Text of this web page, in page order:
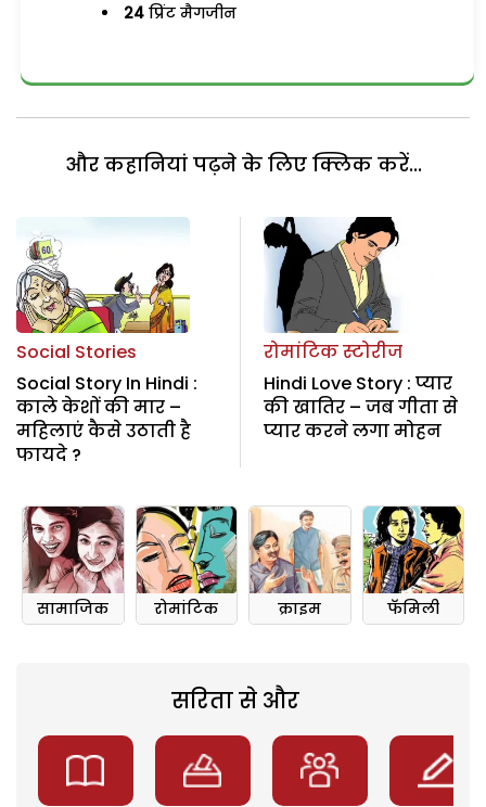
24 प्रिंट मैगजीन
और कहानियां पढ़ने के लिए क्लिक करें...
Social Stories
Social Story In Hindi :
काले केशों की मार –
महिलाएं कैसे उठाती है
फायदे ?
रोमांटिक स्टोरीज
Hindi Love Story : प्यार
की खातिर – जब गीता से
प्यार करने लगा मोहन
सामाजिक रोमांटिक क्राइम फॅमिली
सरिता से और